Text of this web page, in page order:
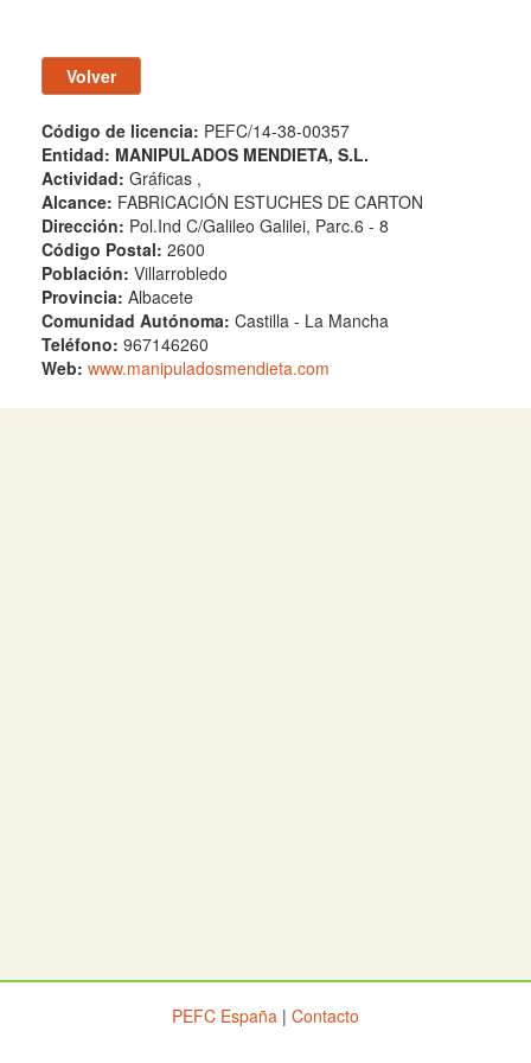
Código de licencia: PEFC/14-38-00357
Entidad: MANIPULADOS MENDIETA, S.L.
Actividad: Gráficas ,
Alcance: FABRICACIÓN ESTUCHES DE CARTON
Dirección: Pol.Ind C/Galileo Galilei, Parc.6 - 8
Código Postal: 2600
Población: Villarrobledo
Provincia: Albacete
Comunidad Autónoma: Castilla - La Mancha
Teléfono: 967146260
Web: www.manipuladosmendieta.com
PEFC España | Contacto